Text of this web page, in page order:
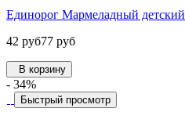
Единорог Мармеладный детский
42 руб77 руб
В корзину
- 34%
Быстрый просмотр